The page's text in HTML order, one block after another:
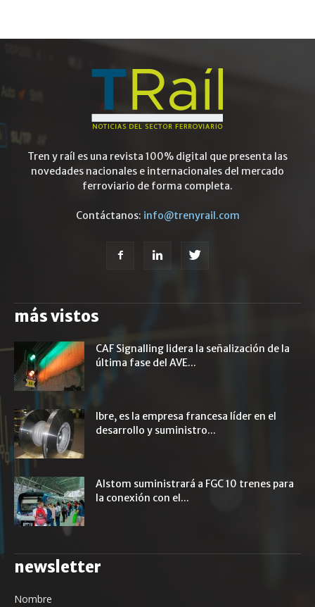
Tren y raíl es una revista 100% digital que presenta las
novedades nacionales e internacionales del mercado
ferroviario de forma completa.
Contáctanos: info@trenyrail.com
más vistos
CAF Signalling lidera la señalización de la
última fase del AVE...
Ibre, es la empresa francesa líder en el
desarrollo y suministro...
Alstom suministrará a FGC 10 trenes para
la conexión con el...
newsletter
Nombre